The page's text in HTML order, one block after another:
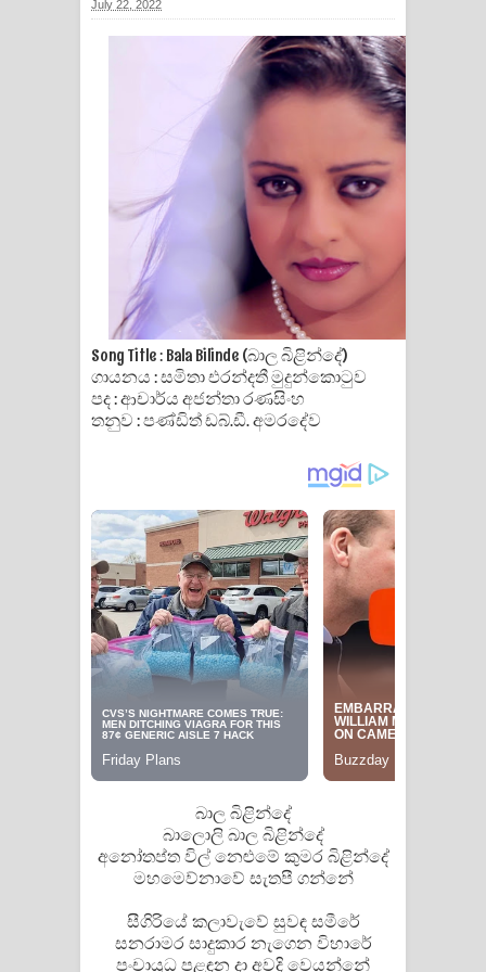
ගීතයේ පද පෙළ
Ras Balan Song Lyrics - රැස් බලන්
ගීතයේ පද පෙළ
Hoda sihiyen Song Lyrics - හොද
සිහියෙන් ගීතයේ පද පෙළ
Awanken Song Lyrics - අවංකෙන්
ගීතයේ පද පෙළ
Pa Sina Song Lyrics - පෑ සිනා ගීතයේ
පද පෙළ
Pemwanthiye Song Lyrics -
පෙම්වන්තියේ ගීතයේ පද පෙළ
Manobhawa Song Lyrics - මනෝභව
ගීතයේ පද පෙළ
Akahe Indala Song Lyrics - ආකාහේ
ඉඳලා ගීතයේ පද පෙළ
Raawaya Song Lyrics - රාවය ගීතයේ
දෙන්න ගීතයේ පද පෙළ
Kaalaya Song Lyrics - කාලය ගීතයේ පද
පෙළ
July 22, 2022
Song Title : Bala Bilinde (බාල බිළින්දේ)
ගායනය : සමිතා එරන්දතී මුදුන්කොටුව
පද : ආචාර්ය අජන්තා රණසිංහ
තනුව : පණ්ඩිත් ඩබ්.ඩී. අමරදේව
බාල බිළින්දේ
බාලොලි බාල බිළින්දේ
අනෝතප්ත විල් නෙළුමේ කුමර බිළින්දේ
මහමෙව්නාවේ සැතපී ගන්නේ
සීගිරියේ කලාවැවේ සුවඳ සමීරේ
සනරාමර සාදුකාර නැගෙන විහාරේ
පංචායුධ පළඳන දා අවදි වෙයන්නේ